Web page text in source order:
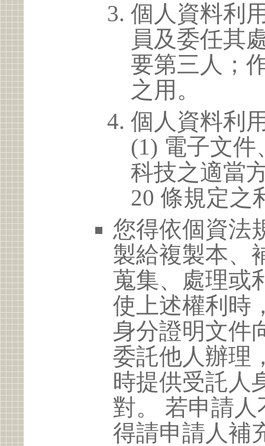
個人資料利
員及委任其
要第三人；
之用。
個人資料利
(1) 電子文
科技之適當
20 條規定之
您得依個資法
製給複製本、
蒐集、處理或
使上述權利時
身分證明文件
委託他人辦理
時提供受託人
對。 若申請
得請申請人補